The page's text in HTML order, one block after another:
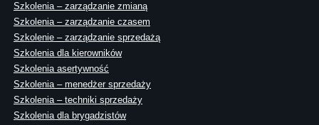
Szkolenia – zarządzanie zmianą
Szkolenia – zarządzanie czasem
Szkolenie – zarządzanie sprzedażą
Szkolenia dla kierowników
Szkolenia asertywność
Szkolenia – menedżer sprzedaży
Szkolenia – techniki sprzedaży
Szkolenia dla brygadzistów